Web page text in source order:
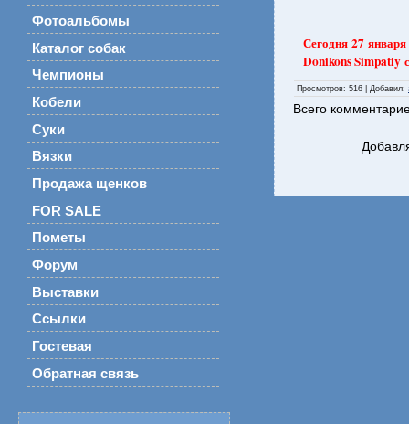
Фотоальбомы
Каталог собак
Чемпионы
Кобели
Суки
Вязки
Продажа щенков
FOR SALE
Пометы
Форум
Выставки
Ссылки
Гостевая
Обратная связь
Сегодня 27
Donikons Simpatiy
Просмотров: 516 | Добавил:
Всего